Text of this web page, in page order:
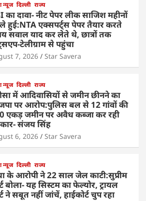
न्यूज दिल्ली राज्य
का दावा- नीट पेपर लीक साजिश महीनों
हुई:NTA एक्सपर्ट्स पेपर तैयार करते
सवाल याद कर लेते थे, छात्रों तक
टेलीग्राम से पहुंचा
7, 2026 Star Savera
न्यूज दिल्ली राज्य
में आदिवासियों से जमीन छीनने का
पर आरोप:पुलिस बल से 12 गांवों की
एकड़ जमीन पर अवैध कब्जा कर रही
संजय सिंह
6, 2026 Star Savera
न्यूज दिल्ली राज्य
के आरोपी ने 22 साल जेल काटी:सुप्रीम
बोला- यह सिस्टम का फेल्योर, ट्रायल
ने सबूत नहीं जांचें, हाईकोर्ट चुप रहा